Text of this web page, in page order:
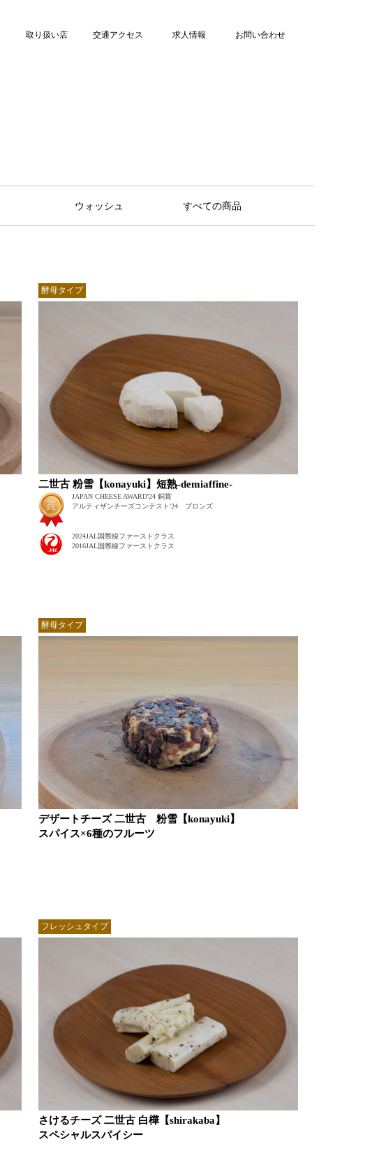
取り扱い店 交通アクセス 求人情報 お問い合わせ
ウォッシュ すべての商品
酵母タイプ
二世古 粉雪【konayuki】短熟-demiaffine-
JAPAN CHEESE AWARD'24 銅賞
アルティザンチーズコンテスト'24 ブロンズ
2024JAL国際線ファーストクラス
2016JAL国際線ファーストクラス
酵母タイプ
デザートチーズ 二世古 粉雪【konayuki】
スパイス×6種のフルーツ
フレッシュタイプ
さけるチーズ 二世古 白樺【shirakaba】
スペシャルスパイシー